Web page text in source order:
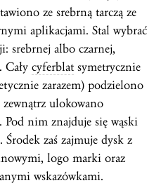
ze srebrną tarczą ze
aplikacjami. Stal wybrać
srebrnej albo czarnej,
cyferblatsymetrycznie
zarazem) podzielono
ulokowano
Pod nim znajduje się wąski
zaś zajmuje dysk z
logo marki oraz
wskazówkami.